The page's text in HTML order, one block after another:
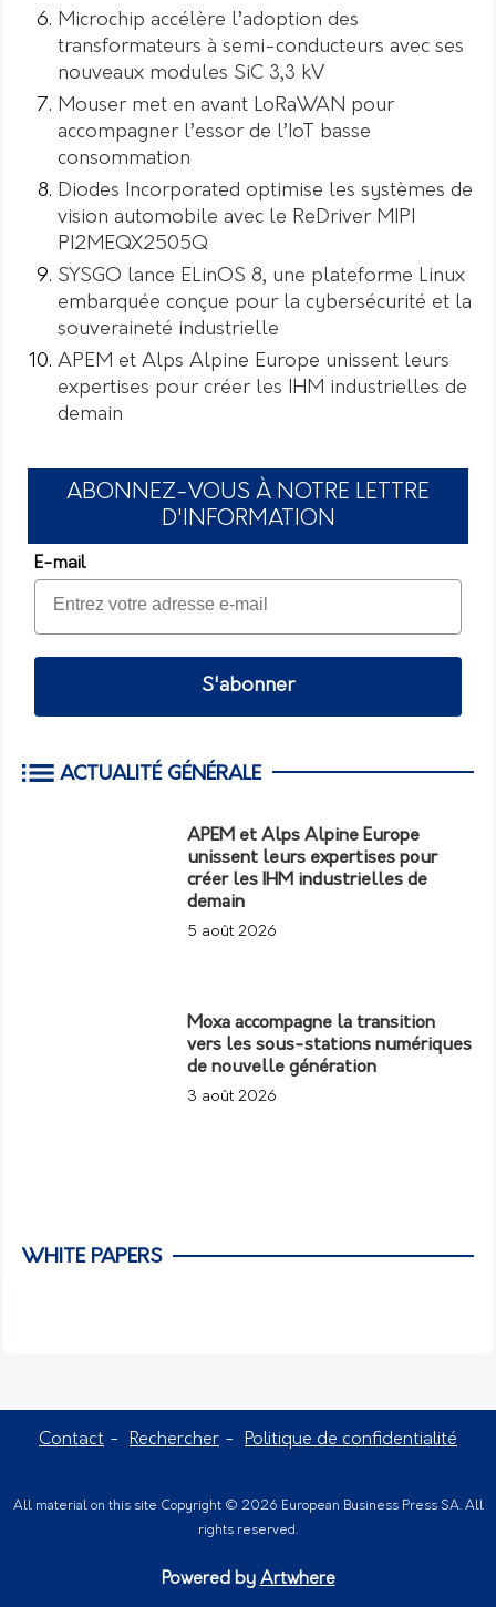
Microchip accélère l’adoption des
transformateurs à semi-conducteurs avec ses
nouveaux modules SiC 3,3 kV
Mouser met en avant LoRaWAN pour
accompagner l’essor de l’IoT basse
consommation
Diodes Incorporated optimise les systèmes de
vision automobile avec le ReDriver MIPI
PI2MEQX2505Q
SYSGO lance ELinOS 8, une plateforme Linux
embarquée conçue pour la cybersécurité et la
souveraineté industrielle
APEM et Alps Alpine Europe unissent leurs
expertises pour créer les IHM industrielles de
demain
ABONNEZ-VOUS À NOTRE LETTRE
D'INFORMATION
E-mail
S'abonner
ACTUALITÉ GÉNÉRALE
APEM et Alps Alpine Europe
unissent leurs expertises pour
créer les IHM industrielles de
demain
5 août 2026
Moxa accompagne la transition
vers les sous-stations numériques
de nouvelle génération
3 août 2026
WHITE PAPERS
Contact Rechercher Politique de confidentialité
All material on this site Copyright © 2026 European Business Press SA. All
rights reserved.
Powered by Artwhere